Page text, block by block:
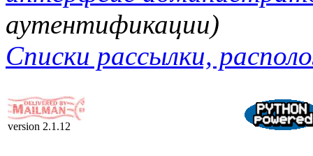
аутентификации)
Списки рассылки,
version 2.1.12